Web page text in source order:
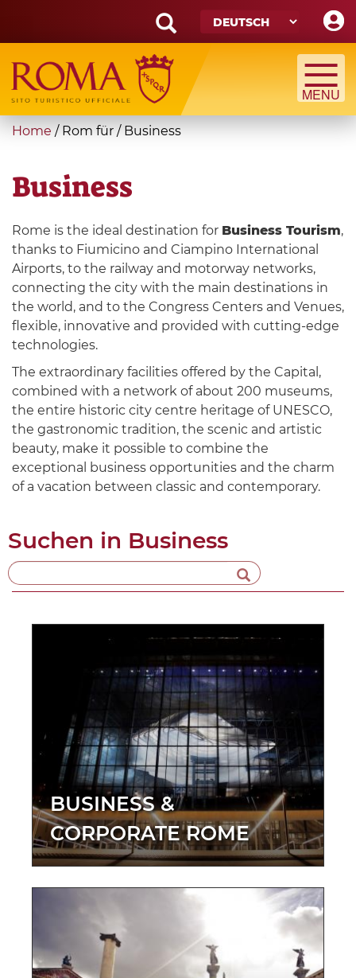
main
content
Search
form
Suche
You
here
Home / Rom für / Business
Business
Rome is the ideal destination for Business Tourism,
thanks to Fiumicino and Ciampino International
Airports, to the railway and motorway networks,
connecting the city with the main destinations in
the world, and to the Congress Centers and Venues,
flexible, innovative and provided with cutting-edge
technologies.
The extraordinary facilities offered by the Capital,
combined with a network of about 200 museums,
the entire historic city centre heritage of UNESCO,
the gastronomic tradition, the scenic and artistic
beauty, make it possible to combine the
exceptional business opportunities and the charm
of a vacation between classic and contemporary.
Suchen in Business
BUSINESS &
CORPORATE ROME